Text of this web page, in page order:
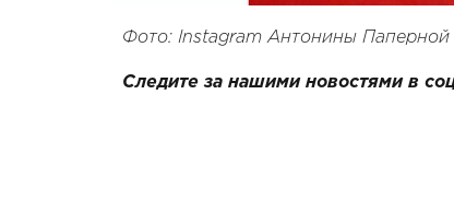
Фото: Instagram Антонины Паперной
Следите за нашими новостями в